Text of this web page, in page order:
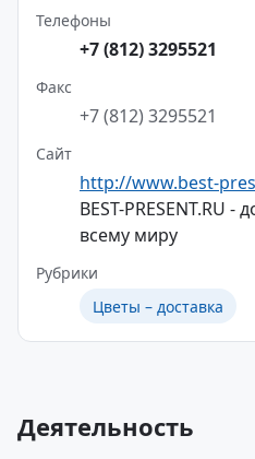
Телефоны
+7 (812) 3295521
Факс
+7 (812) 3295521
Сайт
http://www.best-
BEST-PRESENT.RU -
всему миру
Рубрики
Цветы – доставка
Деятельность